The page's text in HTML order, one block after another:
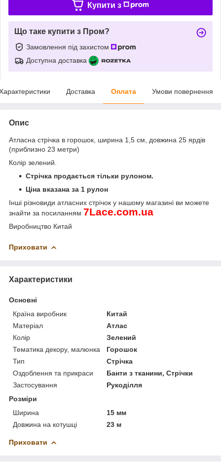
Купити з
Що таке купити з Пром?
Замовлення під захистом
Доступна доставка
Доставка Оплата Умови повернення
Опис
Атласна стрічка в горошок, ширина 1,5 см, довжина 25 ярдів
(приблизно 23 метри)
Колір зелений.
Стрічка продається тільки рулоном.
Ціна вказана за 1 рулон
Інші різновиди атласних стрічок у нашому магазині ви можете
знайти за посиланням 7Lace.com.ua
Виробництво Китай
Приховати
Характеристики
Основні
Країна виробник
Китай
Матеріал
Атлас
Колір
Зелений
Тематика декору, малюнка
Горошок
Тип
Стрічка
Оздоблення та прикраси
Банти з тканини, Стрічки
Застосування
Рукоділля
Розміри
Ширина
15 мм
Довжина на котушці
23 м
Приховати